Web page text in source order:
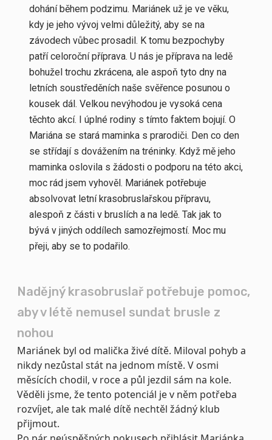
dohání během podzimu. Mariánek už je ve věku,
kdy je jeho vývoj velmi důležitý, aby se na
závodech vůbec prosadil. K tomu bezpochyby
patří celoroční příprava. U nás je příprava na ledě
bohužel trochu zkrácena, ale aspoň tyto dny na
letních soustředěních naše svěřence posunou o
kousek dál. Velkou nevýhodou je vysoká cena
těchto akcí. I úplné rodiny s tímto faktem bojují. O
Mariána se stará maminka s prarodiči. Den co den
se střídají s dovážením na tréninky. Když mě jeho
maminka oslovila s žádosti o podporu na této akci,
moc rád jsem vyhověl. Mariánek potřebuje
absolvovat letní krasobruslařskou přípravu,
alespoň z části v bruslích a na ledě. Tak jak to
bývá v jiných oddílech samozřejmostí. Moc mu
přeji, aby se to podařilo.
Nadějný krasobruslař potřebuje pomoc,
aby v létě nemusel sundat brusle z
nohou
Mariánek byl od malička živé dítě. Miloval pohyb a
nikdy nezůstal stát na jednom místě. V osmi
měsících chodil, v roce a půl jezdil sám na kole.
Věděli jsme, že tento potenciál je v něm potřeba
rozvíjet, ale tak malé dítě nechtěl žádný klub
přijmout.